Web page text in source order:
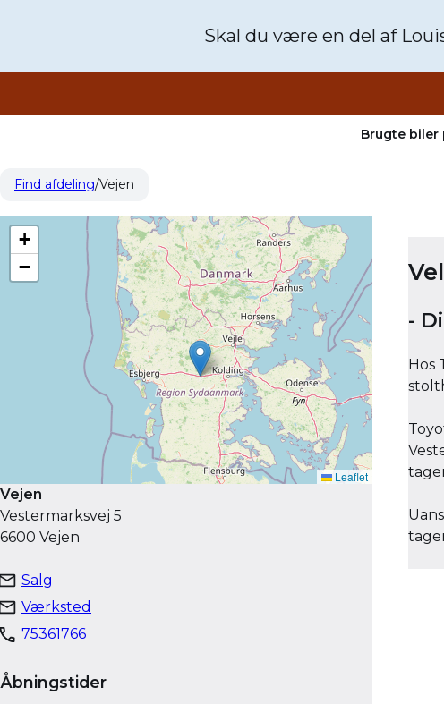
Skal du være en del af
Brugte biler
Find afdeling Vejen
-
Hos
Vejen
Vestermarksvej 5
6600 Vejen
Salg
Værksted
75361766
Åbningstider